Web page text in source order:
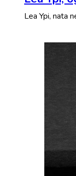
Lea Ypi, nata